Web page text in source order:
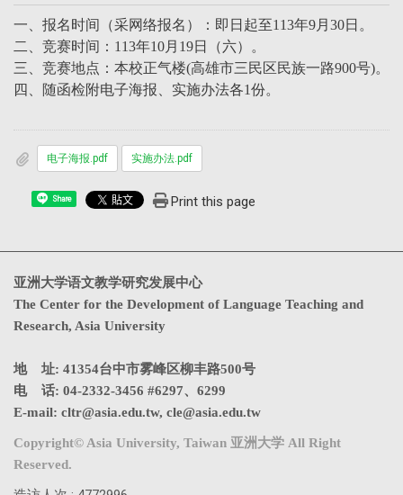
一、报名时间（采网络报名）：即日起至113年9月30日。
二、竞赛时间：113年10月19日（六）。
三、竞赛地点：本校正气楼(高雄市三民区民族一路900号)。
四、随函检附电子海报、实施办法各1份。
电子海报.pdf 实施办法.pdf
Share Print this page
亚洲大学语文教学研究发展中心
The Center for the Development of Language Teaching and
Research, Asia University
地 址: 41354台中市雾峰区柳丰路500号
电 话: 04-2332-3456 #6297、6299
E-mail: cltr@asia.edu.tw, cle@asia.edu.tw
Copyright© Asia University, Taiwan 亚洲大学 All Right
Reserved.